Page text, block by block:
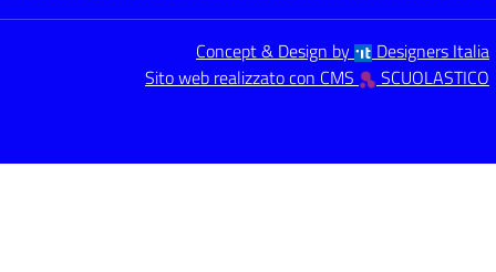
Concept & Design by
Designers Italia
Sito web realizzato con CMS
SCUOLASTICO